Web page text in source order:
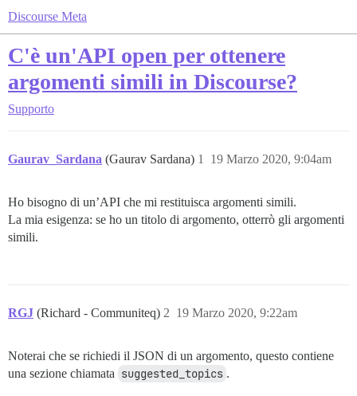
Discourse Meta
C'è un'API open per ottenere
argomenti simili in Discourse?
Supporto
Gaurav_Sardana (Gaurav Sardana) 19 Marzo 2020, 9:04am
1
Ho bisogno di un’API che mi restituisca argomenti simili.
La mia esigenza: se ho un titolo di argomento, otterrò gli argomenti
simili.
RGJ (Richard - Communiteq) 19 Marzo 2020, 9:22am
2
Noterai che se richiedi il JSON di un argomento, questo contiene
una sezione chiamata suggested_topics .